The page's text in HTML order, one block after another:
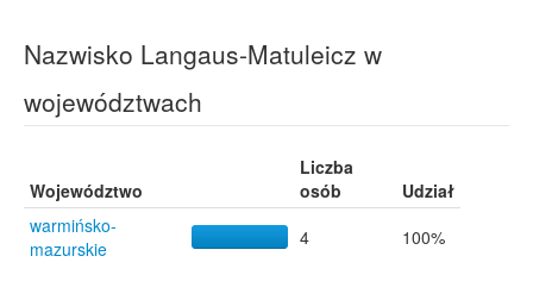
Nazwisko Langaus-Matuleicz w
województwach
Województwo
Liczba
osób
Udział
warmińsko-
mazurskie
4 100%